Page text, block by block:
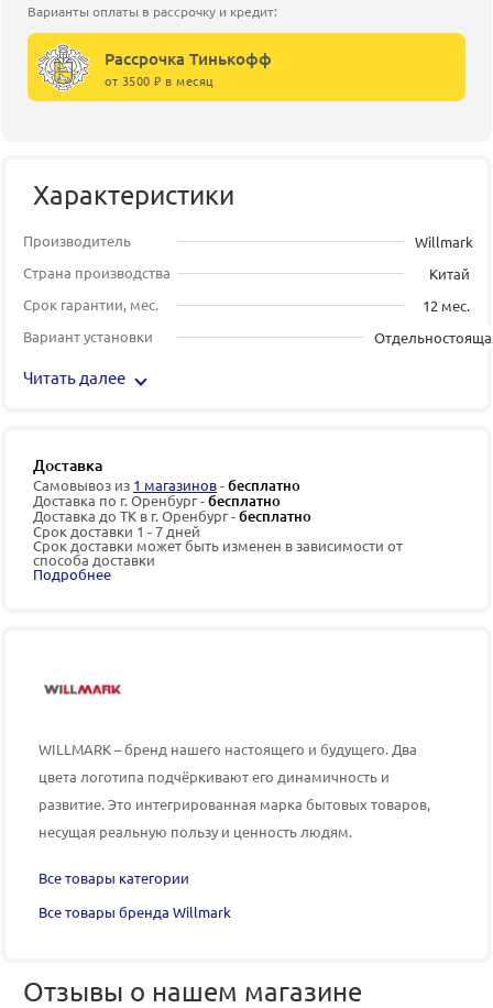
Варианты оплаты в рассрочку и кредит:
Рассрочка Тинькофф
от 3500 ₽ в месяц
Характеристики
Производитель
Willmark
Страна производства
Китай
Срок гарантии, мес.
12 мес.
Вариант установки
Читать далее
Доставка
Самовывоз из 1 магазинов-бесплатно
Доставка по г. Оренбург -бесплатно
Доставка до ТК в г. Оренбург -бесплатно
Срок доставки 1 - 7 дней
Срок доставки может быть изменен в зависимости от
способа доставки
Подробнее
WILLMARK – бренд нашего настоящего и будущего. Два
цвета логотипа подчёркивают его динамичность и
развитие. Это интегрированная марка бытовых товаров,
несущая реальную пользу и ценность людям.
Все товары категории
Все товары бренда Willmark
Отзывы о нашем магазине